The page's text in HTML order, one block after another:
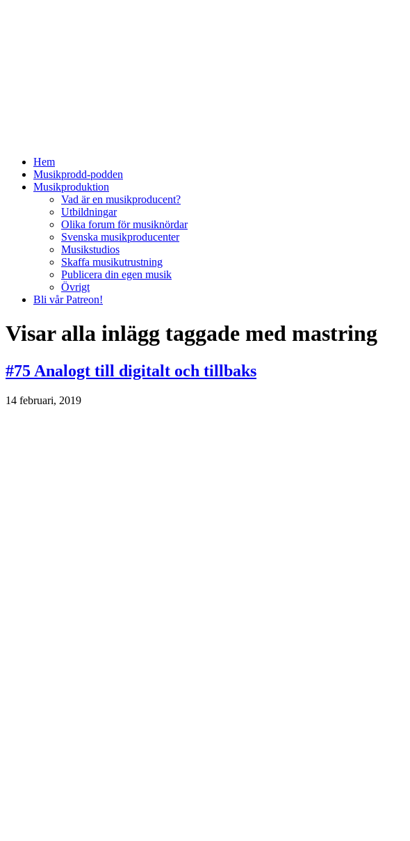
Hem
Musikprodd-podden
Musikproduktion
Vad är en musikproducent?
Utbildningar
Olika forum för musiknördar
Svenska musikproducenter
Musikstudios
Skaffa musikutrustning
Publicera din egen musik
Övrigt
Bli vår Patreon!
Visar alla inlägg taggade med mastring
#75 Analogt till digitalt och tillbaks
14 februari, 2019